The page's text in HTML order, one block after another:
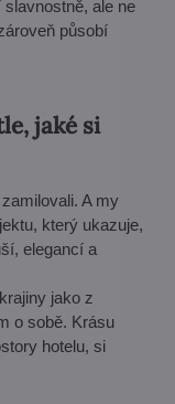
ale ne
působí
jaké si
A my
který ukazuje,
elegancí a
jako z
o sobě. Krásu
hotelu, si